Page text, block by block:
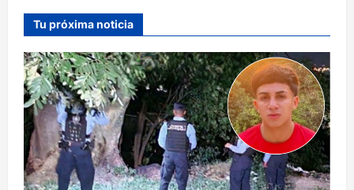
Tu próxima noticia